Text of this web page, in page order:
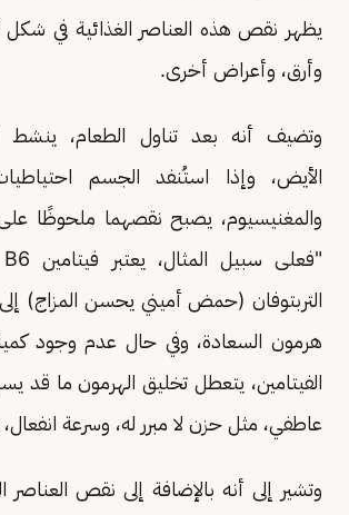
يظهر نقص هذه العناصر الغذائية في
وأرق، وأعراض أخرى.
وتضيف أنه بعد تناول الطعام،
والمغنيسيوم، يصبح نقصهما ملحوظًا
التربتوفان (حمض أميني يحسن المزاج)
هرمون السعادة، وفي حال عدم وجود
الفيتامين، يتعطل تخليق الهرمون ما قد
عاطفي، مثل حزن لا مبرر له، وسرعة انفعال،
وتشير إلى أنه بالإضافة إلى نقص العناصر